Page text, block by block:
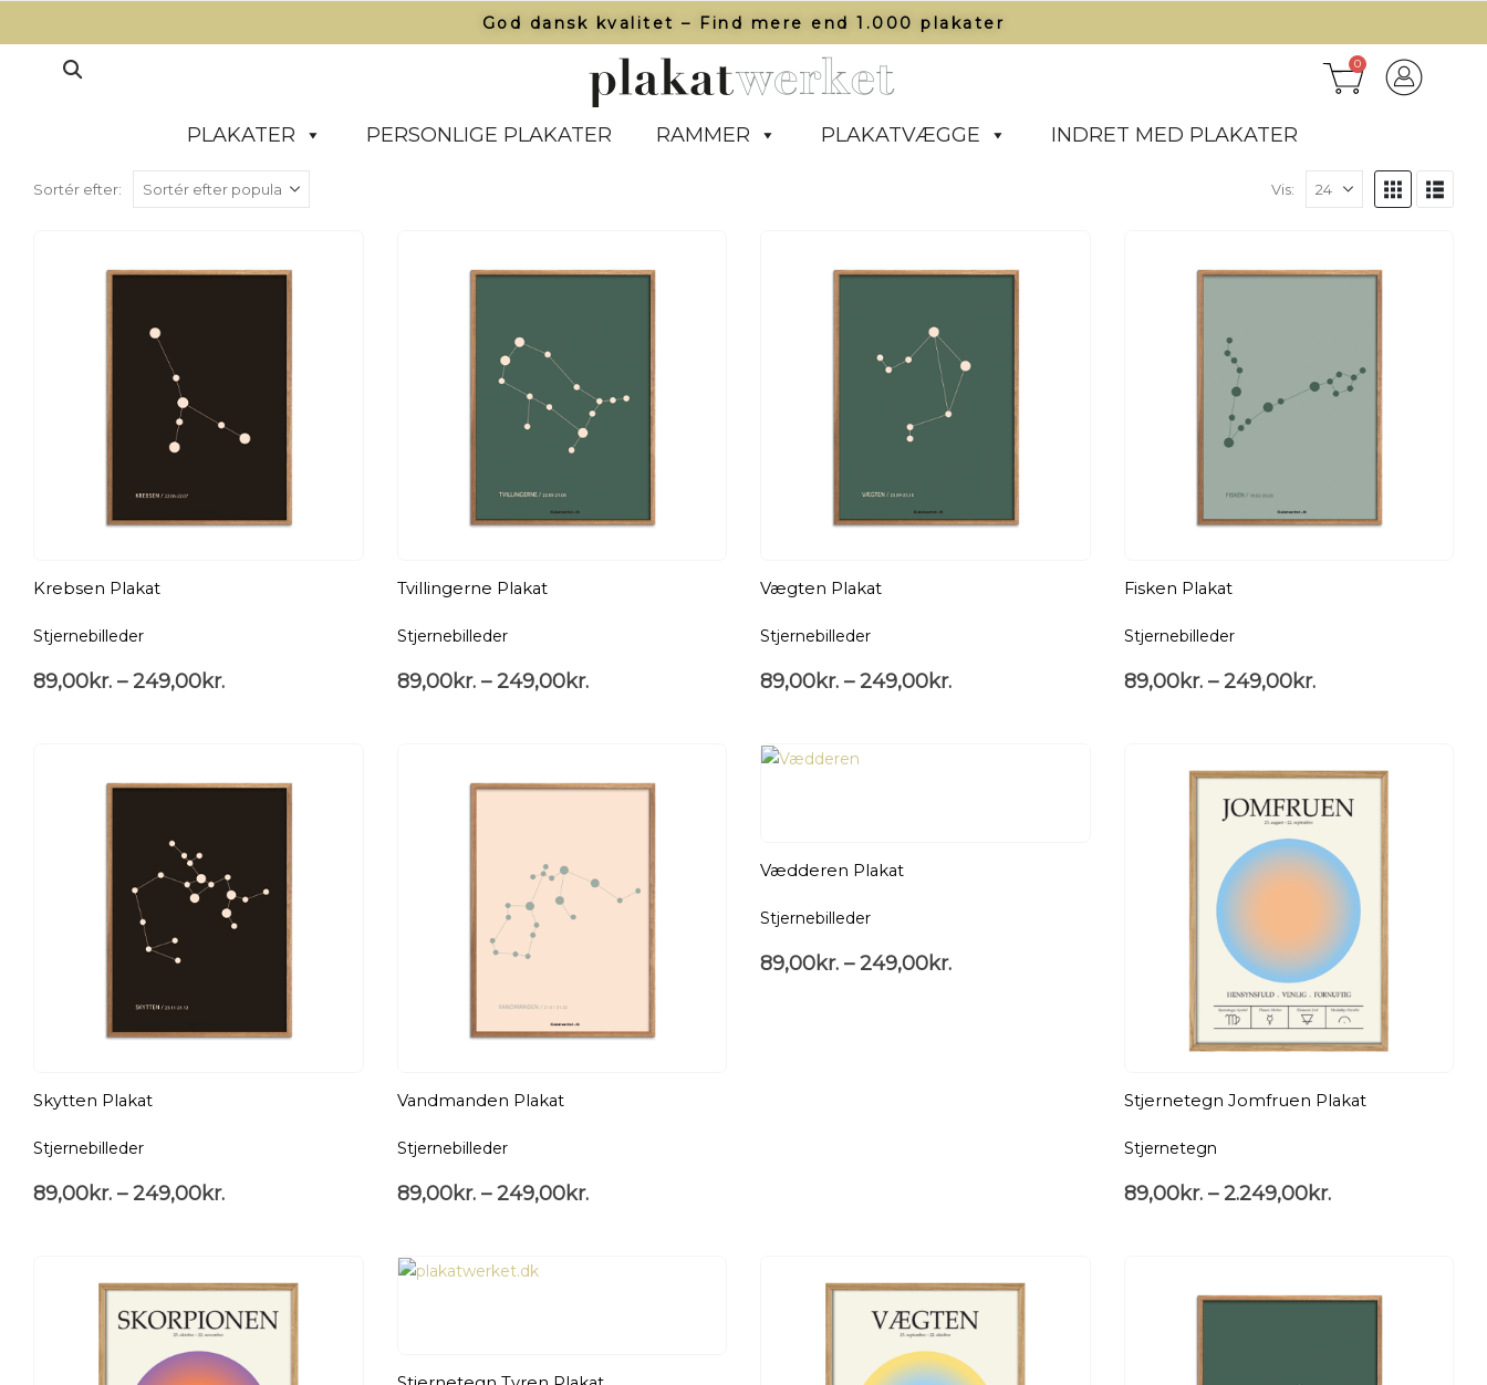
God dansk kvalitet – Find mere end 1.000 plakater​
0
PLAKATER PERSONLIGE PLAKATER RAMMER PLAKATVÆGGE INDRET MED PLAKATER
Sortér efter: Vis:
Krebsen Plakat
Stjernebilleder
89,00kr. – 249,00kr.
Tvillingerne Plakat
Stjernebilleder
89,00kr. – 249,00kr.
Vægten Plakat
Stjernebilleder
89,00kr. – 249,00kr.
Fisken Plakat
Stjernebilleder
89,00kr. – 249,00kr.
Skytten Plakat
Stjernebilleder
89,00kr. – 249,00kr.
Vandmanden Plakat
Stjernebilleder
89,00kr. – 249,00kr.
Vædderen Plakat
Stjernebilleder
89,00kr. – 249,00kr.
Stjernetegn Jomfruen Plakat
Stjernetegn
89,00kr. – 2.249,00kr.